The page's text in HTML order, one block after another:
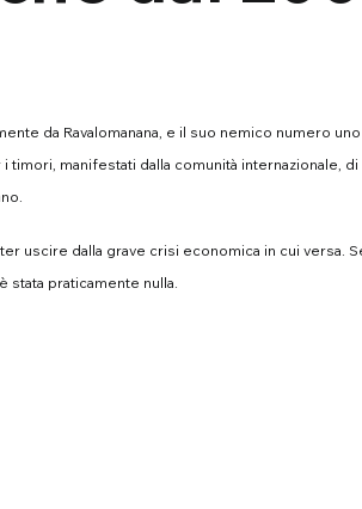
da Ravalomanana, e il suo nemico numero
manifestati dalla comunità internazionale,
uscire dalla grave crisi economica in cui versa.
stata praticamente nulla.